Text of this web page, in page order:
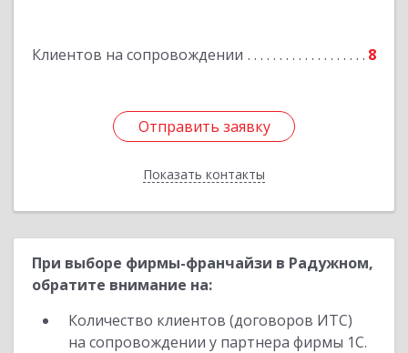
Клиентов на сопровождении 8
Отправить заявку
Показать контакты
Подробнее
Отправить заявку
Назад
При выборе фирмы-франчайзи в Радужном,
обратите внимание на:
Количество клиентов (договоров ИТС)
на сопровождении у партнера фирмы 1С.